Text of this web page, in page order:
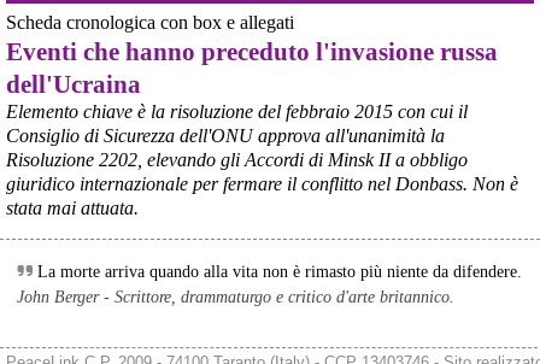
L'OPAC SBN (Online Public Access Catalogue del Servizio
Scheda cronologica con box e allegati
Eventi che hanno preceduto l'invasione russa
dell'Ucraina
Elemento chiave è la risoluzione del febbraio 2015 con cui il
Consiglio di Sicurezza dell'ONU approva all'unanimità la
Risoluzione 2202, elevando gli Accordi di Minsk II a obbligo
giuridico internazionale per fermare il conflitto nel Donbass. Non è
stata mai attuata.
La morte arriva quando alla vita non è rimasto più niente da difendere.
John Berger - Scrittore, drammaturgo e critico d'arte britannico.